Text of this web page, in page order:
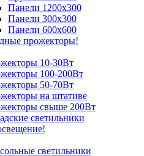
Панели 1200х300
Панели 300х300
Панели 600х600
прожекторы!
10-30Вт
100-200Вт
50-70Вт
на штативе
свыше 200Вт
светильники
светильники